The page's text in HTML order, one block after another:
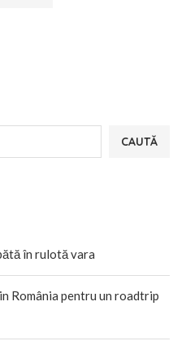
CAUTĂ
în rulotă vara
România pentru un roadtrip